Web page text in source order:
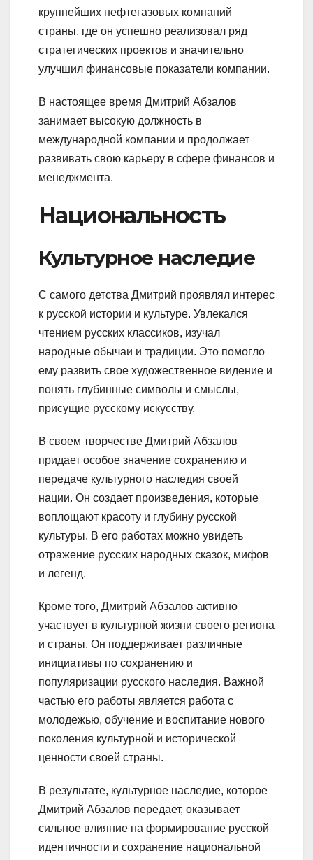
крупнейших нефтегазовых компаний
страны, где он успешно реализовал ряд
стратегических проектов и значительно
улучшил финансовые показатели компании.
В настоящее время Дмитрий Абзалов
занимает высокую должность в
международной компании и продолжает
развивать свою карьеру в сфере финансов и
менеджмента.
Национальность
Культурное наследие
С самого детства Дмитрий проявлял интерес
к русской истории и культуре. Увлекался
чтением русских классиков, изучал
народные обычаи и традиции. Это помогло
ему развить свое художественное видение и
понять глубинные символы и смыслы,
присущие русскому искусству.
В своем творчестве Дмитрий Абзалов
придает особое значение сохранению и
передаче культурного наследия своей
нации. Он создает произведения, которые
воплощают красоту и глубину русской
культуры. В его работах можно увидеть
отражение русских народных сказок, мифов
и легенд.
Кроме того, Дмитрий Абзалов активно
участвует в культурной жизни своего региона
и страны. Он поддерживает различные
инициативы по сохранению и
популяризации русского наследия. Важной
частью его работы является работа с
молодежью, обучение и воспитание нового
поколения культурной и исторической
ценности своей страны.
В результате, культурное наследие, которое
Дмитрий Абзалов передает, оказывает
сильное влияние на формирование русской
идентичности и сохранение национальной